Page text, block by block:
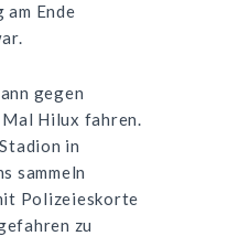
Ende
gegen
Hilux fahren.
in
sammeln
Polizeieskorte
zu